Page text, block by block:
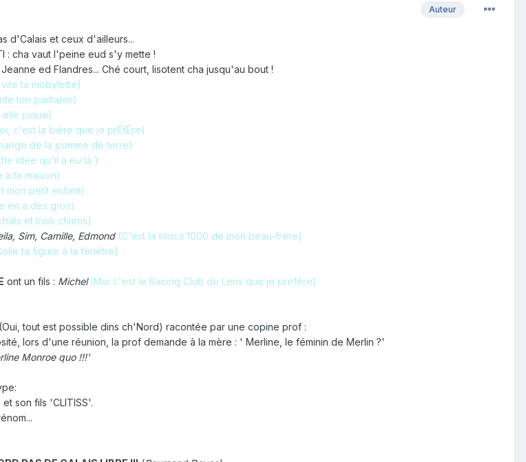
Auteur
d'Calais et ceux d'ailleurs...
: cha vaut l'peine eud s'y mette !
ed Flandres... Ché court, lisotent cha jusqu'au bout !
vite ta mobylette)
ton pantalon)
elle pique)
c'est la bière que je prÉfÈre)
de la pomme de terre)
idée qu'il a eu là )
à ta maison)
mon petit enfant)
en a des gros)
et trois chiens)
Sim, Camille, Edmond (C'est la simca 1000 de mon beau-frère)
ta figure à la fenêtre)
ont un fils : Michel (Moi c'est le Racing Club de Lens que je préfère)
tout est possible dins ch'Nord) racontée par une copine prof :
lors d'une réunion, la prof demande à la mère : ' Merline, le féminin de Merlin ?'
Monroe quo !!!'
son fils 'CLITISS'.